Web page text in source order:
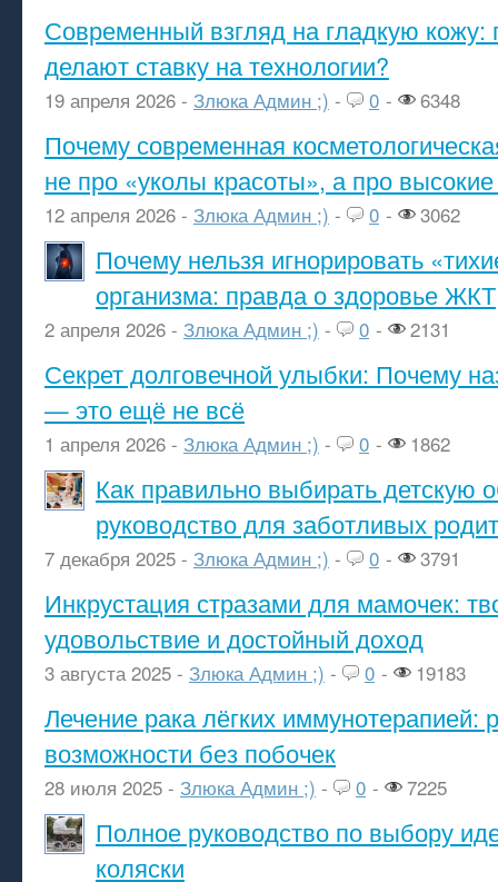
Современный взгляд на гладкую кожу:
делают ставку на технологии?
19 апреля 2026 - Злюка Админ ;) - 0 - 6348
Почему современная
не про «уколы красоты», а про высокие
12 апреля 2026 - Злюка Админ ;) - 0 - 3062
Почему нельзя игнорировать
организма: правда о здоровье ЖКТ
2 апреля 2026 - Злюка Админ ;) - 0 - 2131
Секрет долговечной улыбки: Почему
— это ещё не всё
1 апреля 2026 - Злюка Админ ;) - 0 - 1862
Как правильно выбирать детскую
руководство для заботливых
7 декабря 2025 - Злюка Админ ;) - 0 - 3791
Инкрустация стразами для мамочек:
удовольствие и достойный доход
3 августа 2025 - Злюка Админ ;) - 0 - 19183
Лечение рака лёгких иммунотерапией:
возможности без побочек
28 июля 2025 - Злюка Админ ;) - 0 - 7225
Полное руководство по выбору
коляски